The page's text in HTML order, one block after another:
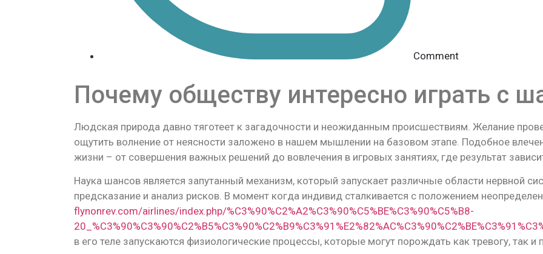
Comment
Почему обществу интересно играть с
Людская природа давно тяготеет к загадочности и неожиданным происшествиям. Желание
ощутить волнение от неясности заложено в нашем мышлении на базовом этапе. Подобное
жизни – от совершения важных решений до вовлечения в игровых занятиях, где результат
Наука шансов является запутанный механизм, который запускает различные области нервной
предсказание и анализ рисков. В момент когда индивид сталкивается с положением
flynonrev.com/airlines/index.php/%C3%90%C2%A2%C3%90%C5%BE%C3%90%C5%B8-
в его теле запускаются физиологические процессы, которые могут порождать как тревогу, так